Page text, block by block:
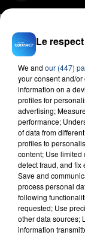
FIL
23 juillet 2026
INCENDIE
SON BÉBÉ
Un homme
Le
We and our (447)
your consent and/
information on a
profiles for
advertising;
performance;
of data from
profiles to
content; Use limited
detect fraud, and fix
Save and
process personal
following
requested; Use
other data sources;
information